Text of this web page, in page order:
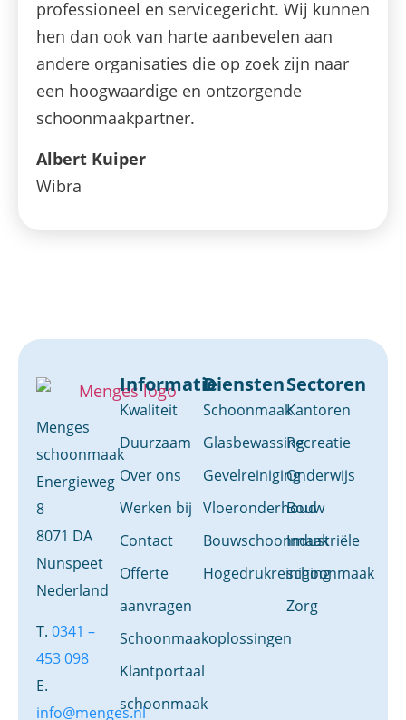
professioneel en servicegericht. Wij kunnen
hen dan ook van harte aanbevelen aan
andere organisaties die op zoek zijn naar
een hoogwaardige en ontzorgende
schoonmaakpartner.
Albert Kuiper
Wibra
Menges
schoonmaak
Energieweg
8
8071 DA
Nunspeet
Nederland
T. 0341 –
453 098
E.
info@menges.nl
Informatie
Kwaliteit
Duurzaam
Over ons
Werken bij
Contact
Offerte
aanvragen
Schoonmaakoplossingen
Klantportaal
schoonmaak
Diensten
Schoonmaak
Glasbewassing
Gevelreiniging
Vloeronderhoud
Bouwschoonmaak
Hogedrukreiniging
Sectoren
Kantoren
Recreatie
Onderwijs
Bouw
Industriële
schoonmaak
Zorg